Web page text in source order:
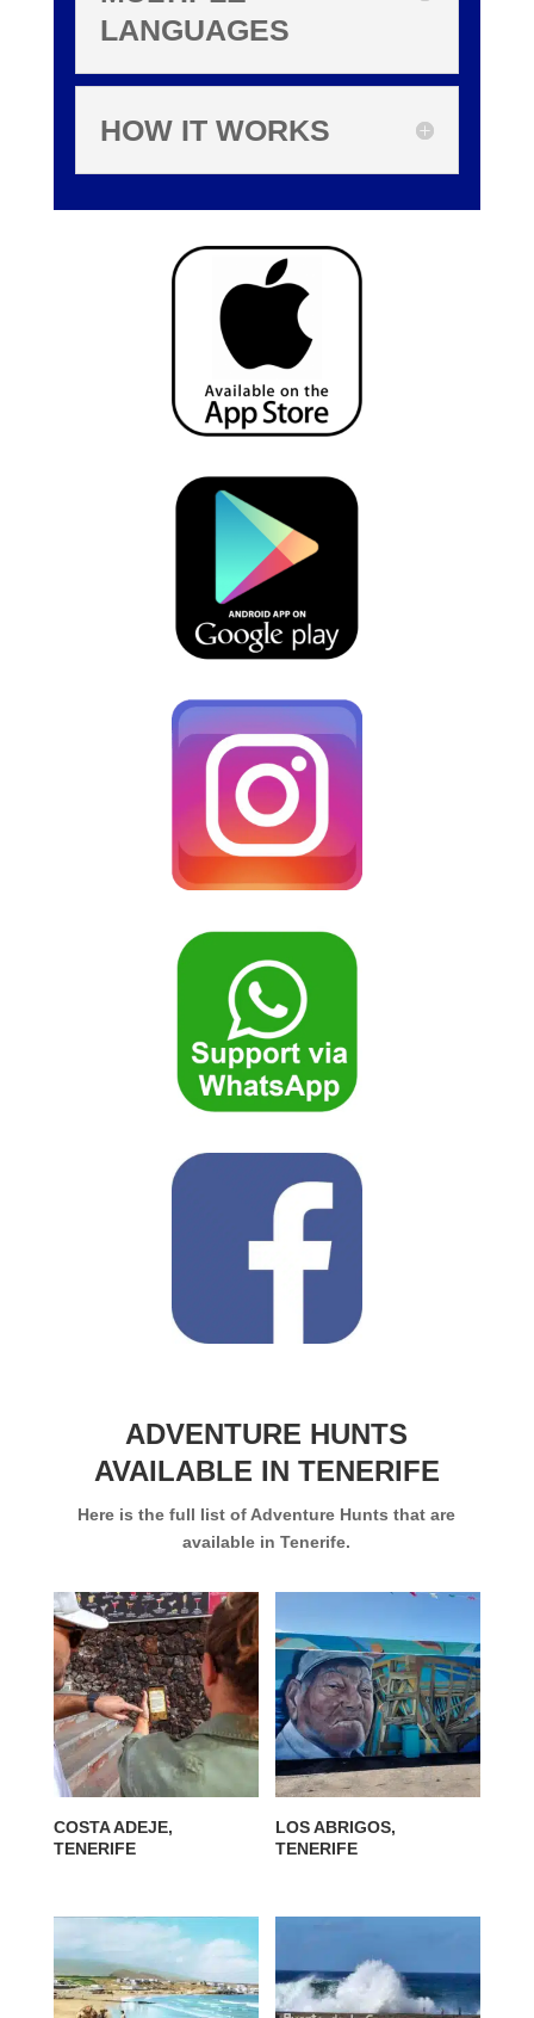
LANGUAGES
HOW IT WORKS
ADVENTURE HUNTS
AVAILABLE IN TENERIFE
Here is the full list of Adventure Hunts that are
available in Tenerife.
COSTA ADEJE,
TENERIFE
LOS ABRIGOS,
TENERIFE